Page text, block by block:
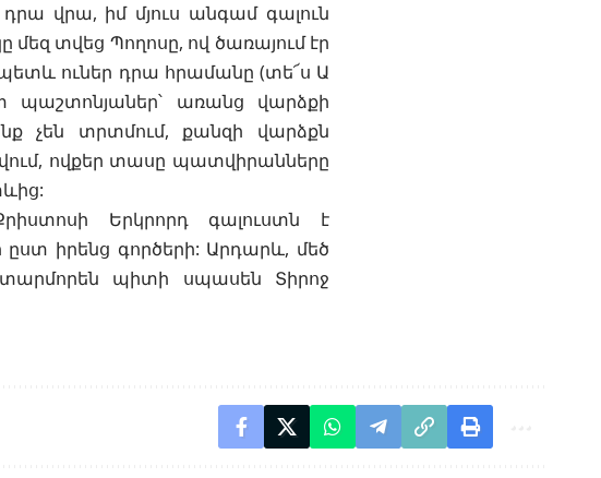
վրա, իմ մյուս անգամ գալուն
մեզ տվեց Պողոսը, ով ծառայում էր
ուներ դրա հրամանը (տե՜ս Ա
պաշտոնյաներ՝ առանց վարձքի
չեն տրտմում, քանզի վարձքն
ովքեր տասը պատվիրանները
Երկրորդ գալուստն է
ըստ իրենց գործերի: Արդարև, մեծ
պիտի սպասեն Տիրոջ